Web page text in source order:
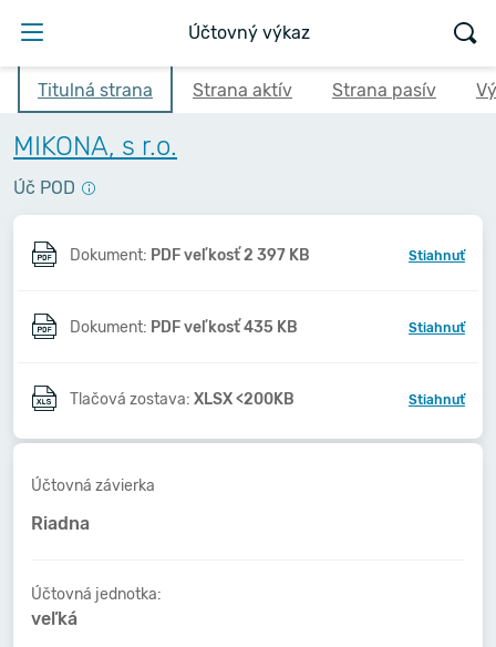
Účtovný výkaz
Titulná strana Strana aktív Strana pasív
MIKONA, s r.o.
Úč POD
Dokument: PDF veľkosť 2 397 KB Stiahnuť
Dokument: PDF veľkosť 435 KB Stiahnuť
Tlačová zostava: XLSX <200KB Stiahnuť
Účtovná závierka
Riadna
Účtovná jednotka:
veľká